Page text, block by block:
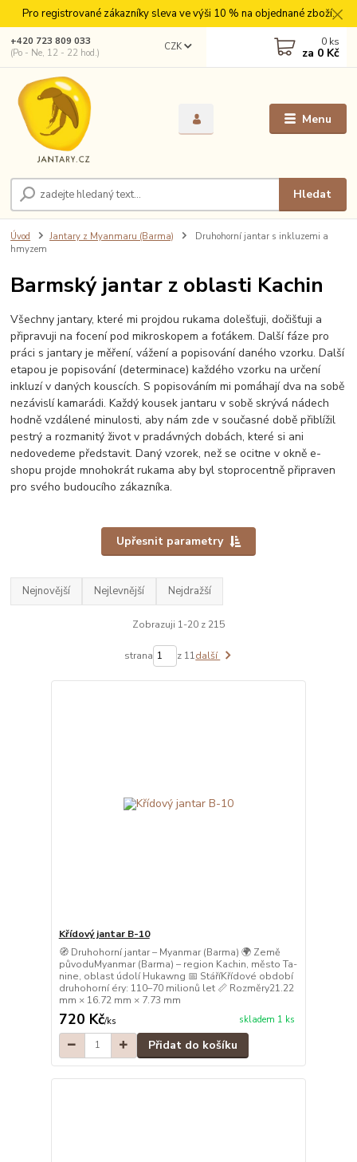
Pro registrované zákazníky sleva ve výši 10 % na objednané zboží.
Menu
CZK
Hledat
+420 723 809 033
(Po - Ne, 12 - 22 hod.)
0 ks
za 0 Kč
Úvod Jantary z Myanmaru (Barma)
Druhohorní jantar s inkluzemi a
hmyzem
Barmský jantar z oblasti Kachin
Všechny jantary, které mi projdou rukama dolešťuji, dočišťuji a
připravuji na focení pod mikroskopem a foťákem. Další fáze pro
práci s jantary je měření, vážení a popisování daného vzorku. Další
etapou je popisování (determinace) každého vzorku na určení
inkluzí v daných kouscích. S popisováním mi pomáhají dva na sobě
nezávislí kamarádi. Každý kousek jantaru v sobě skrývá nádech
hodně vzdálené minulosti, aby nám zde v současné době přiblížil
pestrý a rozmanitý život v pradávných dobách, které si ani
nedovedeme představit. Daný vzorek, než se ocitne v okně e-
shopu projde mnohokrát rukama aby byl stoprocentně připraven
pro svého budoucího zákazníka.
Upřesnit parametry
Nejnovější Nejlevnější Nejdražší
Zobrazuji 1-20 z 215
strana z 11další
Křídový jantar B-10
🧭 Druhohorní jantar – Myanmar (Barma) 🌍 Země
původuMyanmar (Barma) – region Kachin, město Ta-
nine, oblast údolí Hukawng 📅 StáříKřídové období
druhohorní éry: 110–70 milionů let 📏 Rozměry21.22
mm × 16.72 mm × 7.73 mm
720 Kč/ks skladem 1 ks
Přidat do košíku